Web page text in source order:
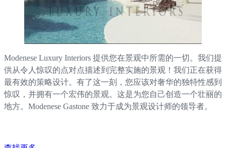
Modenese Luxury Interiors 提供您在景观中所需的一切。我们提
供从令人惊叹的点对点描述到完整实施的景观！我们正在获得
最有效的策略设计。有了这一刻，您应该对奢华的独特性感到
惊叹，并拥有一个宏伟的景观。这是为您自己创造一个壮丽的
地方。Modenese Gastone 致力于成为景观设计师的领导者。